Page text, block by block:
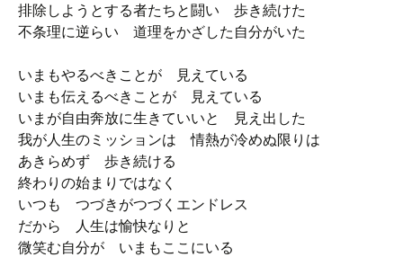
排除しようとする者たちと闘い 歩き続けた
不条理に逆らい 道理をかざした自分がいた
いまもやるべきことが 見えている
いまも伝えるべきことが 見えている
いまが自由奔放に生きていいと 見え出した
我が人生のミッションは 情熱が冷めぬ限りは
あきらめず 歩き続ける
終わりの始まりではなく
いつも つづきがつづくエンドレス
だから 人生は愉快なりと
微笑む自分が いまもここにいる